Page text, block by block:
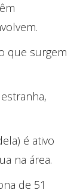
que surgem
é ativo
na área.
de 51